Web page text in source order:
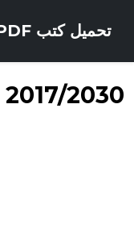
تحميل كتب PDF مجانا – كتب كو
2017/2030